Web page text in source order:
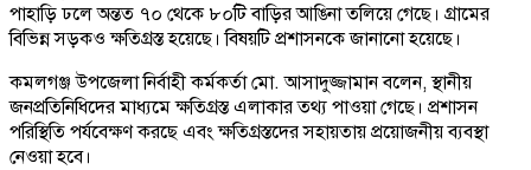
পাহাড়ি ঢলে অন্তত ৭০ থেকে ৮০টি বাড়ির আঙিনা তলিয়ে গেছে। গ্রামের
বিভিন্ন সড়কও ক্ষতিগ্রস্ত হয়েছে। বিষয়টি প্রশাসনকে জানানো হয়েছে।
কমলগঞ্জ উপজেলা নির্বাহী কর্মকর্তা মো. আসাদুজ্জামান বলেন, স্থানীয়
জনপ্রতিনিধিদের মাধ্যমে ক্ষতিগ্রস্ত এলাকার তথ্য পাওয়া গেছে। প্রশাসন
পরিস্থিতি পর্যবেক্ষণ করছে এবং ক্ষতিগ্রস্তদের সহায়তায় প্রয়োজনীয় ব্যবস্থা
নেওয়া হবে।